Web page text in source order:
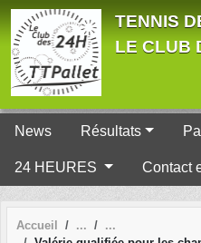
TENNIS
LE CLUB
News Résultats
24 HEURES Contact
Accueil
Panneau de gestion des